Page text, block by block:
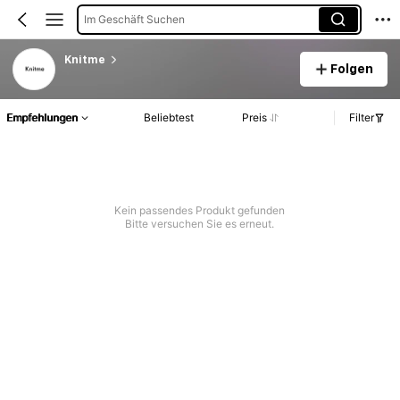
Im Geschäft Suchen
Knitme
Folgen
Empfehlungen Beliebtest Preis Filter
Kein passendes Produkt gefunden
Bitte versuchen Sie es erneut.